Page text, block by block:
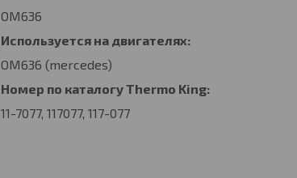
OM636
Используется на двигателях:
OM636 (mercedes)
Номер по каталогу Thermo King:
11-7077, 117077, 117-077